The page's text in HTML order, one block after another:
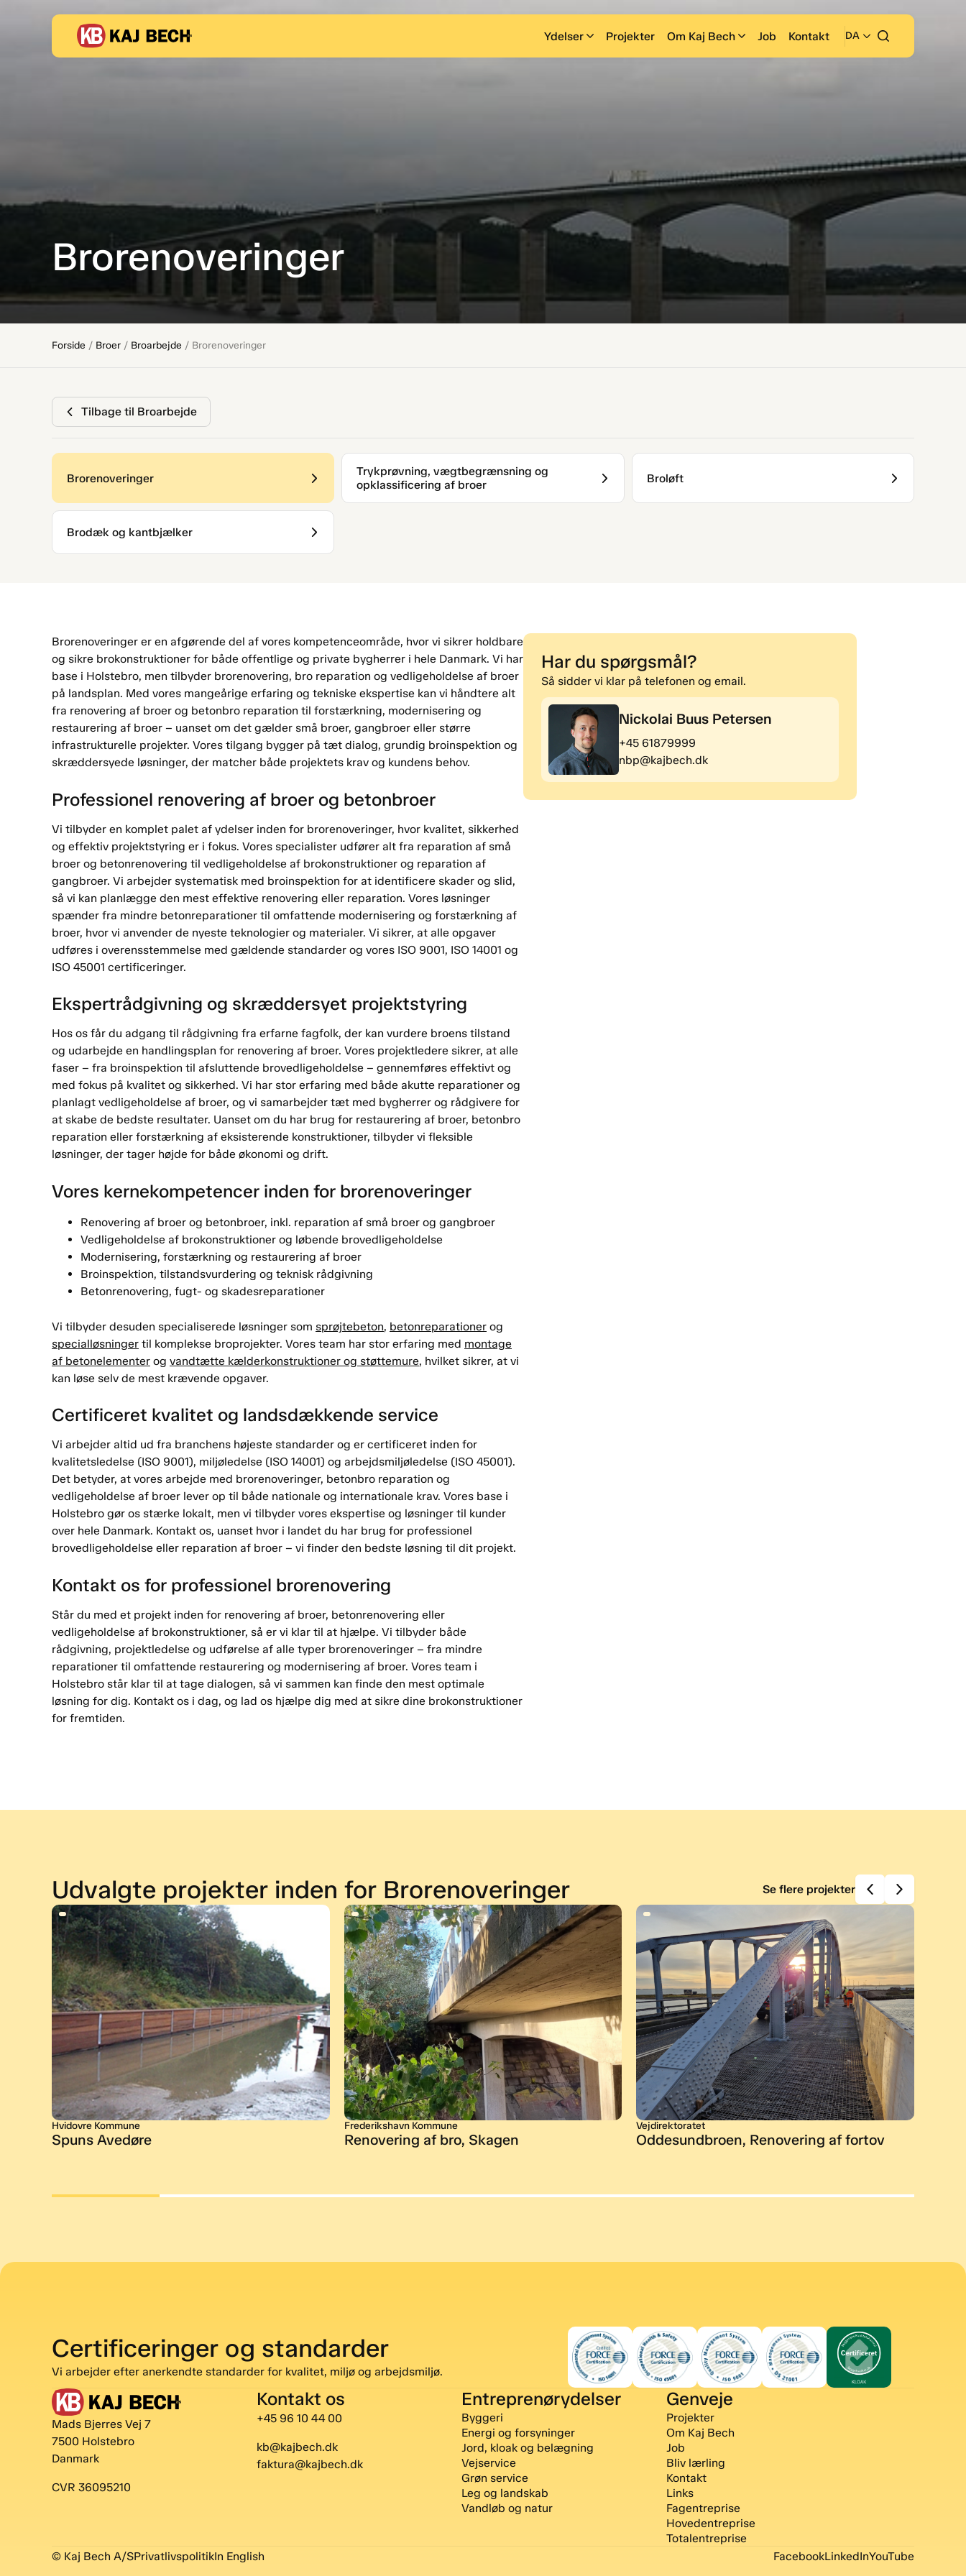
Ydelser Projekter Om Kaj Bech Job Kontakt DA
Brorenoveringer
Forside / Broer / Broarbejde / Brorenoveringer
Tilbage til Broarbejde
Brorenoveringer
Trykprøvning, vægtbegrænsning og
opklassificering af broer
Broløft
Brodæk og kantbjælker
Brorenoveringer er en afgørende del af vores kompetenceområde, hvor vi sikrer holdbare
og sikre brokonstruktioner for både offentlige og private bygherrer i hele Danmark. Vi har
base i Holstebro, men tilbyder brorenovering, bro reparation og vedligeholdelse af broer
på landsplan. Med vores mangeårige erfaring og tekniske ekspertise kan vi håndtere alt
fra renovering af broer og betonbro reparation til forstærkning, modernisering og
restaurering af broer – uanset om det gælder små broer, gangbroer eller større
infrastrukturelle projekter. Vores tilgang bygger på tæt dialog, grundig broinspektion og
skræddersyede løsninger, der matcher både projektets krav og kundens behov.
Professionel renovering af broer og betonbroer
Vi tilbyder en komplet palet af ydelser inden for brorenoveringer, hvor kvalitet, sikkerhed
og effektiv projektstyring er i fokus. Vores specialister udfører alt fra reparation af små
broer og betonrenovering til vedligeholdelse af brokonstruktioner og reparation af
gangbroer. Vi arbejder systematisk med broinspektion for at identificere skader og slid,
så vi kan planlægge den mest effektive renovering eller reparation. Vores løsninger
spænder fra mindre betonreparationer til omfattende modernisering og forstærkning af
broer, hvor vi anvender de nyeste teknologier og materialer. Vi sikrer, at alle opgaver
udføres i overensstemmelse med gældende standarder og vores ISO 9001, ISO 14001 og
ISO 45001 certificeringer.
Ekspertrådgivning og skræddersyet projektstyring
Hos os får du adgang til rådgivning fra erfarne fagfolk, der kan vurdere broens tilstand
og udarbejde en handlingsplan for renovering af broer. Vores projektledere sikrer, at alle
faser – fra broinspektion til afsluttende brovedligeholdelse – gennemføres effektivt og
med fokus på kvalitet og sikkerhed. Vi har stor erfaring med både akutte reparationer og
planlagt vedligeholdelse af broer, og vi samarbejder tæt med bygherrer og rådgivere for
at skabe de bedste resultater. Uanset om du har brug for restaurering af broer, betonbro
reparation eller forstærkning af eksisterende konstruktioner, tilbyder vi fleksible
løsninger, der tager højde for både økonomi og drift.
Vores kernekompetencer inden for brorenoveringer
Renovering af broer og betonbroer, inkl. reparation af små broer og gangbroer
Vedligeholdelse af brokonstruktioner og løbende brovedligeholdelse
Modernisering, forstærkning og restaurering af broer
Broinspektion, tilstandsvurdering og teknisk rådgivning
Betonrenovering, fugt- og skadesreparationer
Vi tilbyder desuden specialiserede løsninger som sprøjtebeton, betonreparationer og
specialløsninger til komplekse broprojekter. Vores team har stor erfaring med montage
af betonelementer og vandtætte kælderkonstruktioner og støttemure, hvilket sikrer, at vi
kan løse selv de mest krævende opgaver.
Certificeret kvalitet og landsdækkende service
Vi arbejder altid ud fra branchens højeste standarder og er certificeret inden for
kvalitetsledelse (ISO 9001), miljøledelse (ISO 14001) og arbejdsmiljøledelse (ISO 45001).
Det betyder, at vores arbejde med brorenoveringer, betonbro reparation og
vedligeholdelse af broer lever op til både nationale og internationale krav. Vores base i
Holstebro gør os stærke lokalt, men vi tilbyder vores ekspertise og løsninger til kunder
over hele Danmark. Kontakt os, uanset hvor i landet du har brug for professionel
brovedligeholdelse eller reparation af broer – vi finder den bedste løsning til dit projekt.
Kontakt os for professionel brorenovering
Står du med et projekt inden for renovering af broer, betonrenovering eller
vedligeholdelse af brokonstruktioner, så er vi klar til at hjælpe. Vi tilbyder både
rådgivning, projektledelse og udførelse af alle typer brorenoveringer – fra mindre
reparationer til omfattende restaurering og modernisering af broer. Vores team i
Holstebro står klar til at tage dialogen, så vi sammen kan finde den mest optimale
løsning for dig. Kontakt os i dag, og lad os hjælpe dig med at sikre dine brokonstruktioner
for fremtiden.
Har du spørgsmål?
Så sidder vi klar på telefonen og email.
Nickolai Buus Petersen
+45 61879999
nbp@kajbech.dk
Udvalgte projekter inden for Brorenoveringer Se flere projekter
Hvidovre Kommune
Spuns Avedøre
Frederikshavn Kommune
Renovering af bro, Skagen
Vejdirektoratet
Oddesundbroen, Renovering af fortov
Certificeringer og standarder
Vi arbejder efter anerkendte standarder for kvalitet, miljø og arbejdsmiljø.
Mads Bjerres Vej 7
7500 Holstebro
Danmark
CVR 36095210
Kontakt os
+45 96 10 44 00
kb@kajbech.dk
faktura@kajbech.dk
Entreprenørydelser
Byggeri
Energi og forsyninger
Jord, kloak og belægning
Vejservice
Grøn service
Leg og landskab
Vandløb og natur
Genveje
Projekter
Om Kaj Bech
Job
Bliv lærling
Kontakt
Links
Fagentreprise
Hovedentreprise
Totalentreprise
© Kaj Bech A/SPrivatlivspolitikIn English FacebookLinkedInYouTube